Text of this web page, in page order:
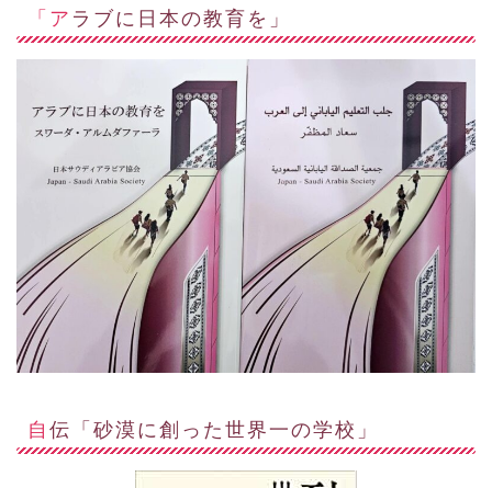
「アラブに日本の教育を」
自伝「砂漠に創った世界一の学校」